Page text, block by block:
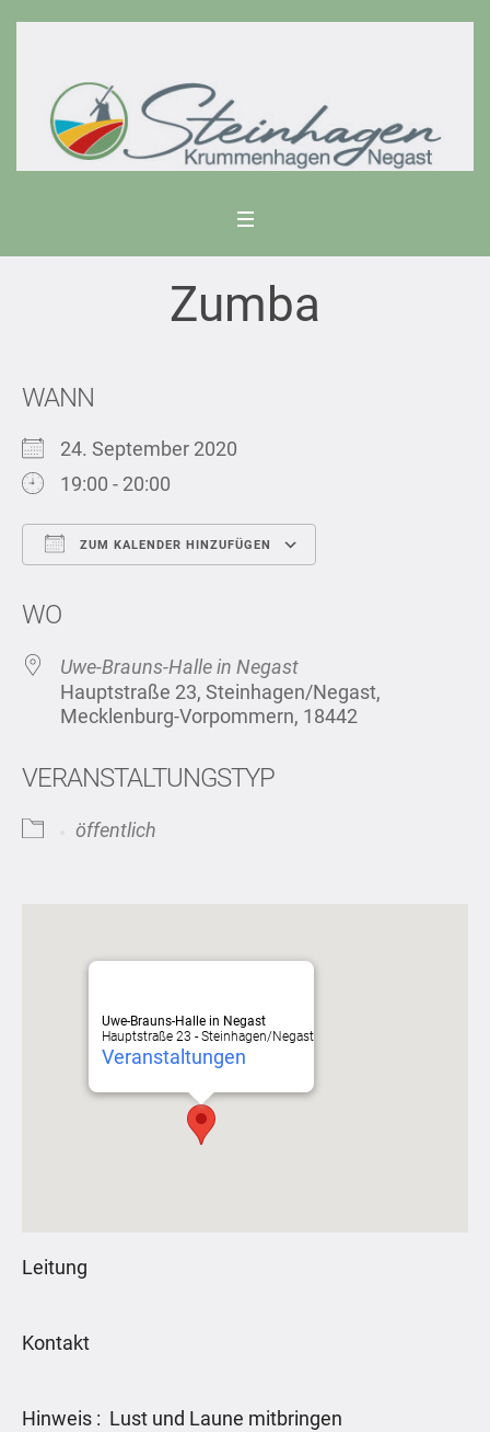
Zumba
WANN
24. September 2020
19:00 - 20:00
ZUM KALENDER HINZUFÜGEN
WO
Uwe-Brauns-Halle in Negast
Hauptstraße 23, Steinhagen/Negast,
Mecklenburg-Vorpommern, 18442
VERANSTALTUNGSTYP
öffentlich
Uwe-Brauns-Halle in Negast
Hauptstraße 23 - Steinhagen/Negast
Veranstaltungen
Leitung
Kontakt
Hinweis : Lust und Laune mitbringen